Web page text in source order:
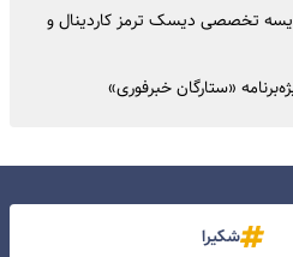
تخصصی دیسک ترمز کاردینال و
«ستارگان خبرفوری»
شکیرا